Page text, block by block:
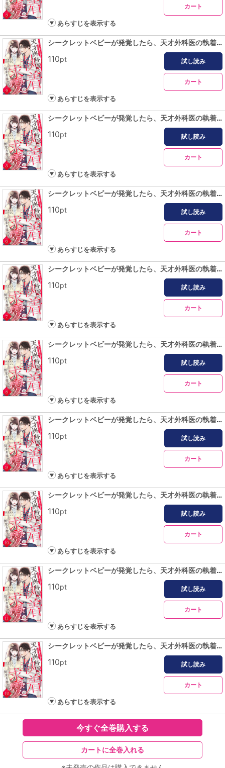
カート
あらすじを表示する
シークレットベビーが発覚したら、天才外科医の執着求愛が始まりました【分冊版】4話
110pt 試し読み
カート
あらすじを表示する
シークレットベビーが発覚したら、天才外科医の執着求愛が始まりました【分冊版】5話
110pt 試し読み
カート
あらすじを表示する
シークレットベビーが発覚したら、天才外科医の執着求愛が始まりました【分冊版】6話
110pt 試し読み
カート
あらすじを表示する
シークレットベビーが発覚したら、天才外科医の執着求愛が始まりました【分冊版】7話
110pt 試し読み
カート
あらすじを表示する
シークレットベビーが発覚したら、天才外科医の執着求愛が始まりました【分冊版】8話
110pt 試し読み
カート
あらすじを表示する
シークレットベビーが発覚したら、天才外科医の執着求愛が始まりました【分冊版】9話
110pt 試し読み
カート
あらすじを表示する
シークレットベビーが発覚したら、天才外科医の執着求愛が始まりました【分冊版】10話
110pt 試し読み
カート
あらすじを表示する
シークレットベビーが発覚したら、天才外科医の執着求愛が始まりました【分冊版】11話
110pt 試し読み
カート
あらすじを表示する
シークレットベビーが発覚したら、天才外科医の執着求愛が始まりました【分冊版】12話
110pt 試し読み
カート
あらすじを表示する
今すぐ全巻購入する
カートに全巻入れる